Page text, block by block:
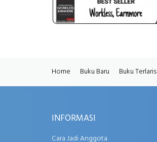
Home Buku Baru Buku Terlaris
INFORMASI
Cara Jadi Anggota